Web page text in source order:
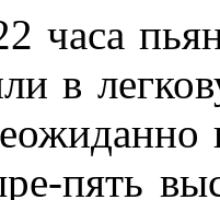
часа
в
пять